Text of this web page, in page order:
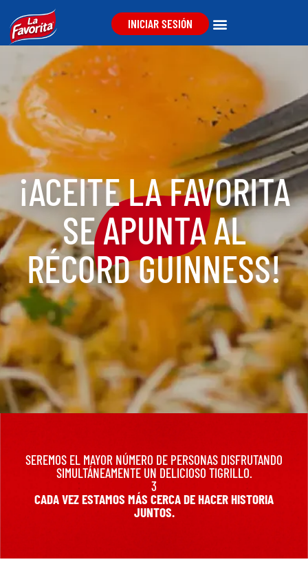
INICIAR SESIÓN
¡ACEITE LA FAVORITA
SE APUNTA AL
RÉCORD GUINNESS!
SEREMOS EL MAYOR NÚMERO DE PERSONAS DISFRUTANDO
SIMULTÁNEAMENTE UN DELICIOSO TIGRILLO.
3
CADA VEZ ESTAMOS MÁS CERCA DE HACER HISTORIA
JUNTOS.